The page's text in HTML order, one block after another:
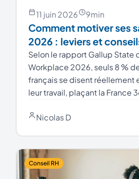
11 juin 2026 9min
Comment motiver ses
2026 : leviers et
Selon le rapport Gallup State
Workplace 2026, seuls 8 %
français se disent réellement
leur travail, plaçant la France
Nicolas D
Conseil RH